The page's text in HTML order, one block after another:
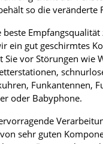
so die veränderte
beste Empfangsqualität
ein gut geschirmtes
Sie vor Störungen wie
Funkantennen,
oder Babyphone.
sehr guten